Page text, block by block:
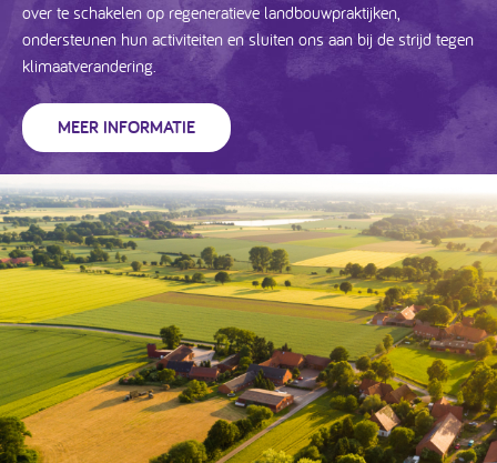
over te schakelen op regeneratieve landbouwpraktijken,
ondersteunen hun activiteiten en sluiten ons aan bij de strijd tegen
klimaatverandering.
MEER INFORMATIE